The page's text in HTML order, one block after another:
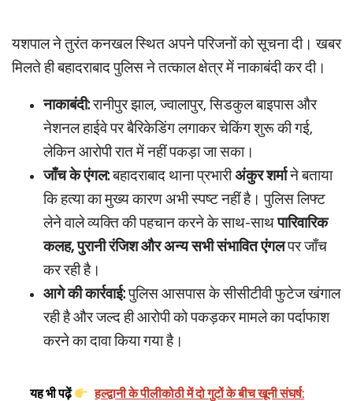
यशपाल ने तुरंत कनखल स्थित अपने परिजनों को सूचना दी। खबर
मिलते ही बहादराबाद पुलिस ने तत्काल क्षेत्र में नाकाबंदी कर दी।
नाकाबंदी:रानीपुर झाल, ज्वालापुर, सिडकुल बाइपास और
नेशनल हाईवे पर बैरिकेडिंग लगाकर चेकिंग शुरू की गई,
लेकिन आरोपी रात में नहीं पकड़ा जा सका।
जाँच के एंगल:बहादराबाद थाना प्रभारीअंकुर शर्माने बताया
कि हत्या का मुख्य कारण अभी स्पष्ट नहीं है। पुलिस लिफ्ट
लेने वाले व्यक्ति की पहचान करने के साथ-साथपारिवारिक
कलह, पुरानी रंजिश और अन्य सभी संभावित एंगलपर जाँच
कर रही है।
आगे की कार्रवाई:पुलिस आसपास के सीसीटीवी फुटेज खंगाल
रही है और जल्द ही आरोपी को पकड़कर मामले का पर्दाफाश
करने का दावा किया गया है।
यह भी पढ़ें
हल्द्वानी के पीलीकोठी में दो गुटों के बीच खूनी संघर्ष: